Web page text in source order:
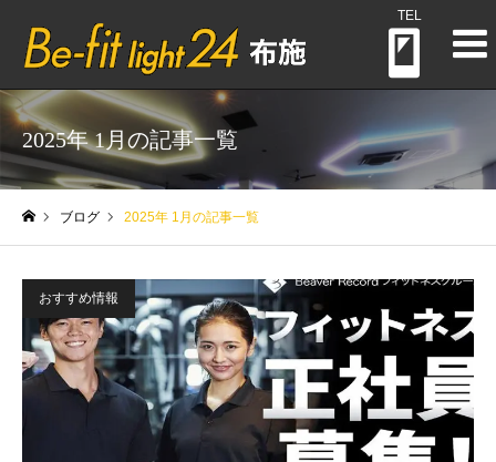
TEL
2025年 1月の記事一覧
ブログ 2025年 1月の記事一覧
おすすめ情報